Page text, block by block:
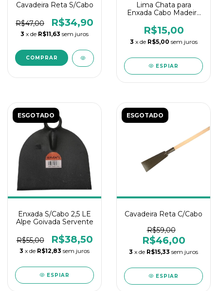
Cavadeira Reta S/Cabo
R$47,00 R$34,90
3 x de R$11,63 sem juros
Lima Chata para
Enxada Cabo Madeira
R$15,00
3 x de R$5,00 sem juros
ESPIAR
ESGOTADO
Enxada S/Cabo 2,5 LE
Alpe Goivada Servente
R$55,00 R$38,50
3 x de R$12,83 sem juros
ESPIAR
ESGOTADO
Cavadeira Reta C/Cabo
R$59,00
R$46,00
3 x de R$15,33 sem juros
ESPIAR